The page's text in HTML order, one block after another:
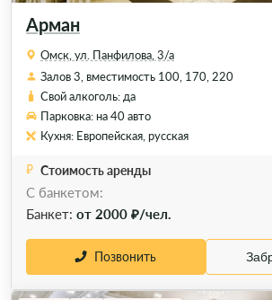
Арман
Омск, ул. Панфилова, 3/а
Залов 3, вместимость 100, 170, 220
Свой алкоголь: да
Парковка: на 40 авто
Кухня: Европейская, русская
Стоимость аренды
С банкетом:
Банкет: от 2000 ₽/чел.
Позвонить